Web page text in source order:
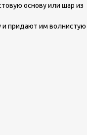
основу или шар из
и придают им волнистую